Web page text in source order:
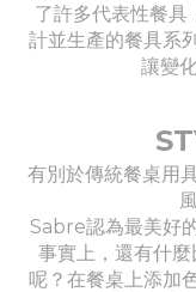
了許多代表性餐
計並生產的餐具系
讓變
有別於傳統餐桌用
Sabre認為最美好
事實上，還有什
呢？在餐桌上添加